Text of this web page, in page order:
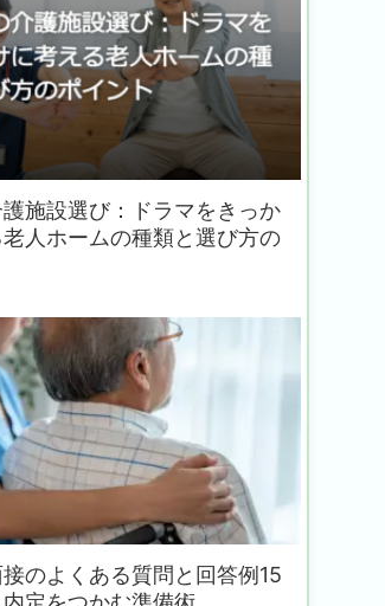
施設選び：ドラマをきっか
人ホームの種類と選び方の
のよくある質問と回答例15